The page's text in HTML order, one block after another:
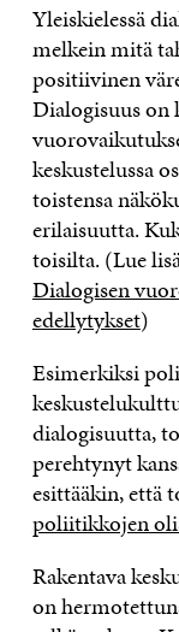
Yleiskielessä
melkein mitä
positiivinen
Dialogisuus on
keskustelussa
toistensa
erilaisuutta.
toisilta. (Lue
Dialogisen
edellytykset)
Esimerkiksi
dialogisuutta,
perehtynyt
esittääkin, että
poliitikkojen
Rakentava
on